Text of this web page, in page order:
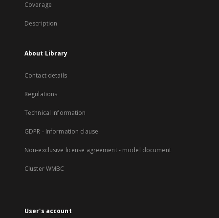
Coverage
Description
About Library
Contact details
Regulations
Technical Information
GDPR - Information clause
Non-exclusive license agreement - model document
Cluster WMBC
User's account